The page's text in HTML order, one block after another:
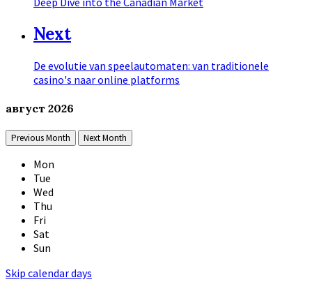
Next
De evolutie van speelautomaten: van traditionele
casino's naar online platforms
август 2026
Previous Month Next Month
Mon
Tue
Wed
Thu
Fri
Sat
Sun
Skip calendar days